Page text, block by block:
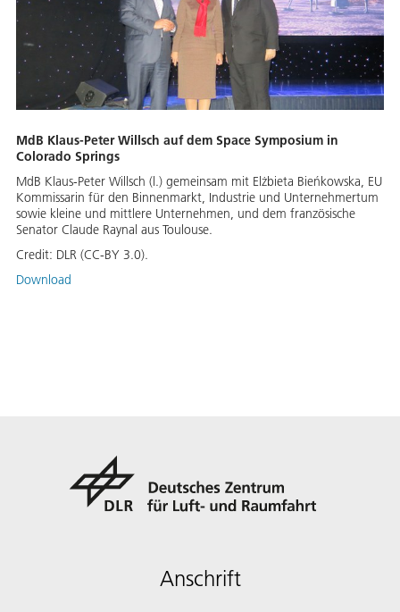
MdB Klaus-Peter Willsch auf dem Space Symposium in
Colorado Springs
MdB Klaus-Peter Willsch (l.) gemeinsam mit Elżbieta Bieńkowska, EU
Kommissarin für den Binnenmarkt, Industrie und Unternehmertum
sowie kleine und mittlere Unternehmen, und dem französische
Senator Claude Raynal aus Toulouse.
Credit: DLR (CC-BY 3.0).
Download
Anschrift